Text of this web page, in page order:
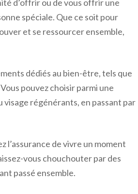
d’offrir ou de vous offrir une
spéciale. Que ce soit pour
et se ressourcer ensemble,
dédiés au bien-être, tels que
pouvez choisir parmi une
visage régénérants, en passant par
l’assurance de vivre un moment
vous chouchouter par des
passé ensemble.